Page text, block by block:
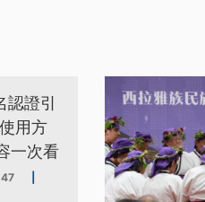
認證引
用方
一次看